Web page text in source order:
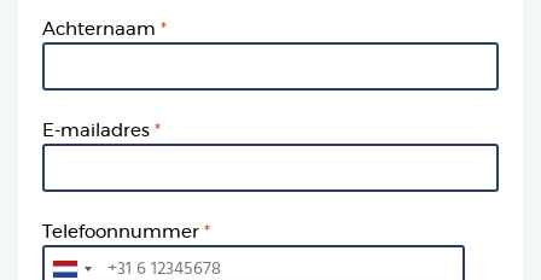
Achternaam
E-mailadres
Telefoonnummer